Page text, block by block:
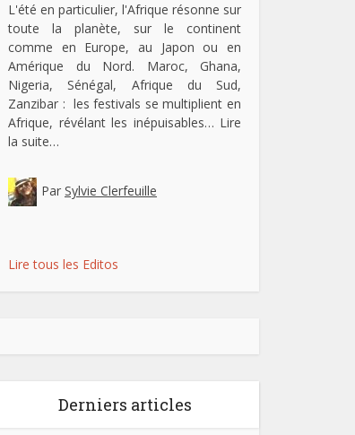
L'été en particulier, l'Afrique résonne sur
toute la planète, sur le continent
comme en Europe, au Japon ou en
Amérique du Nord. Maroc, Ghana,
Nigeria, Sénégal, Afrique du Sud,
Zanzibar : les festivals se multiplient en
Afrique, révélant les inépuisables… Lire
la suite…
Par Sylvie Clerfeuille
Lire tous les Editos
Derniers articles